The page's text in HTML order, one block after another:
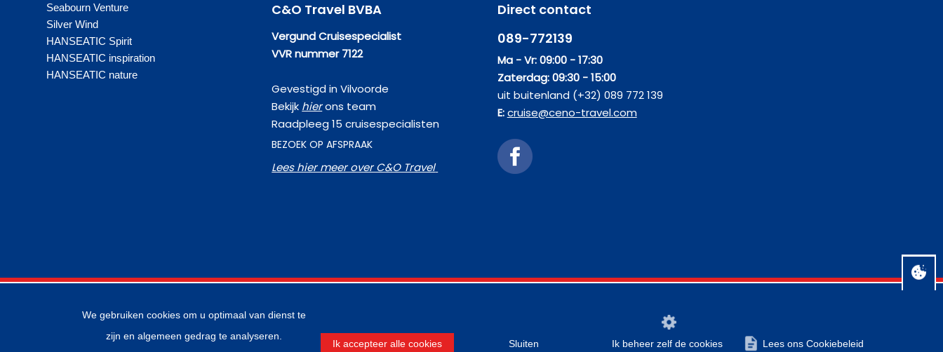
Seabourn Venture
Silver Wind
HANSEATIC Spirit
HANSEATIC inspiration
HANSEATIC nature
C&O Travel BVBA
Vergund Cruisespecialist
VVR nummer 7122
Gevestigd in Vilvoorde
Bekijk hierons team
Raadpleeg 15 cruisespecialisten
BEZOEK OP AFSPRAAK
Lees hier meer over C&O Travel
Direct contact
089-772139
Ma - Vr: 09:00 - 17:30
Zaterdag: 09:30 - 15:00
uit buitenland (+32) 089 772 139
E:cruise@ceno-travel.com
We gebruiken cookies om u optimaal van dienst te
zijn en algemeen gedrag te analyseren.
Ik accepteer alle cookies Sluiten Ik beheer zelf de cookies Lees ons Cookiebeleid